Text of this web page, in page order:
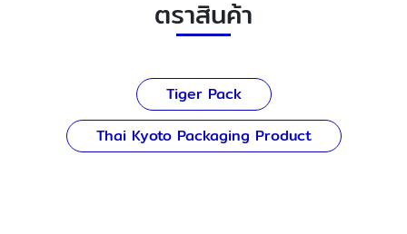
ตราสินค้า
Tiger Pack
Thai Kyoto Packaging Product